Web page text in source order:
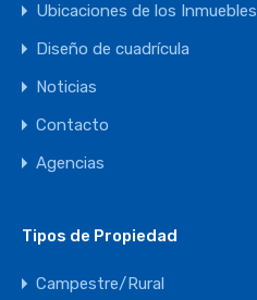
Ubicaciones de los Inmuebles
Diseño de cuadrícula
Noticias
Contacto
Agencias
Tipos de Propiedad
Campestre/Rural